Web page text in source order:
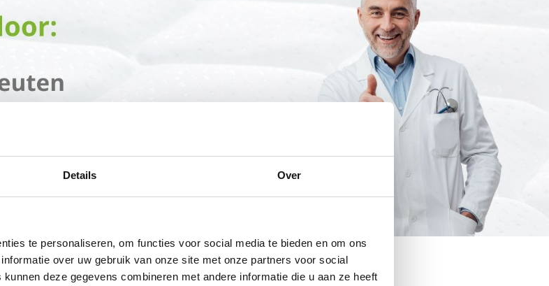
Details Over
te personaliseren, om functies voor social media te bieden en om ons
over uw gebruik van onze site met onze partners voor social
deze gegevens combineren met andere informatie die u aan ze heeft